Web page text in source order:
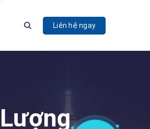
Liên hệ ngay